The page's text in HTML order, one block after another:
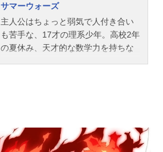
サマーウォーズ
主人公はちょっと弱気で人付き合い
も苦手な、17才の理系少年。高校2年
の夏休み、天才的な数学力を持ちな
栄は、室町時代から続く戦国一家・
陣内家の当主であり、一族を束ねる